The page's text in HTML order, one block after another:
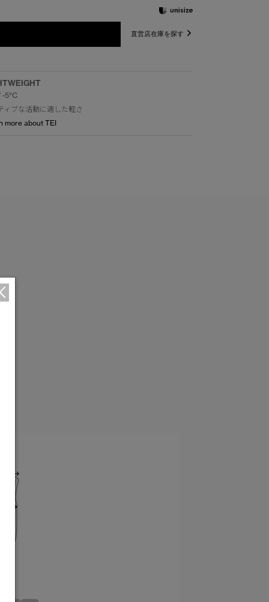
直営店在庫を探す
-5°C
ィブな活動に適した軽さ
more about TEI